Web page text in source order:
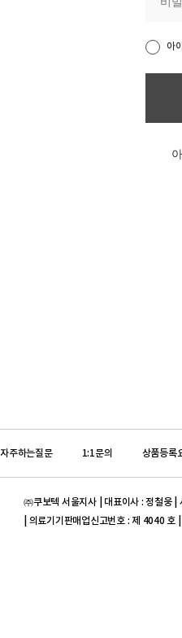
아
자주하는질문 1:1문의 상품등록
㈜쿠보텍 서울지사 | 대표이사 : 정철웅
| 의료기기판매업신고번호 : 제 4040